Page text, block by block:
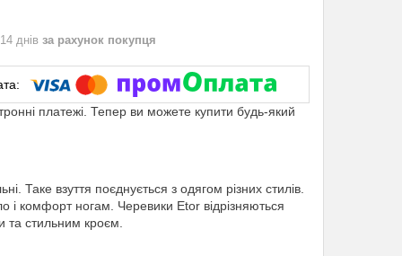
днів за рахунок покупця
платежі. Тепер ви можете купити будь-який
Таке взуття поєднується з одягом різних стилів.
і комфорт ногам. Черевики Etor відрізняються
та стильним кроєм.